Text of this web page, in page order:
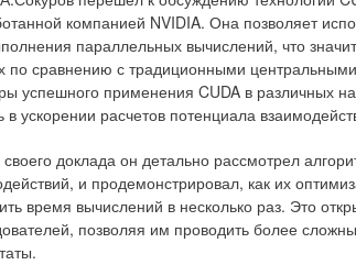
компанией NVIDIA. Она позволяет
параллельных вычислений, что
по сравнению с традиционными
успешного применения CUDA в различных
в ускорении расчетов потенциала
доклада он детально рассмотрел
и продемонстрировал, как их
время вычислений в несколько раз. Это
позволяя им проводить более